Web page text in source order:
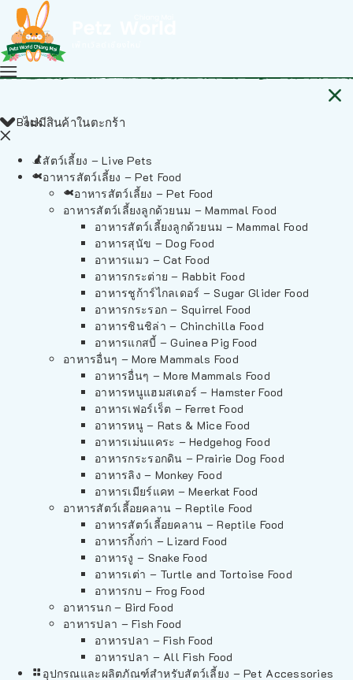
ไม่มีสินค้าในตะกร้า
Back
สัตว์เลี้ยง – Live Pets
อาหารสัตว์เลี้ยง – Pet Food
อาหารสัตว์เลี้ยง – Pet Food
อาหารสัตว์เลี้ยงลูกด้วยนม – Mammal Food
อาหารสัตว์เลี้ยงลูกด้วยนม – Mammal Food
อาหารสุนัข – Dog Food
อาหารแมว – Cat Food
อาหารกระต่าย – Rabbit Food
อาหารชูก้าร์ไกลเดอร์ – Sugar Glider Food
อาหารกระรอก – Squirrel Food
อาหารชินชิล่า – Chinchilla Food
อาหารแกสบี้ – Guinea Pig Food
อาหารอื่นๆ – More Mammals Food
อาหารอื่นๆ – More Mammals Food
อาหารหนูแฮมสเตอร์ – Hamster Food
อาหารเฟอร์เร็ต – Ferret Food
อาหารหนู – Rats & Mice Food
อาหารเม่นแคระ – Hedgehog Food
อาหารกระรอกดิน – Prairie Dog Food
อาหารลิง – Monkey Food
อาหารเมียร์แคท – Meerkat Food
อาหารสัตว์เลี้อยคลาน – Reptile Food
อาหารสัตว์เลี้อยคลาน – Reptile Food
อาหารกิ้งก่า – Lizard Food
อาหารงู – Snake Food
อาหารเต่า – Turtle and Tortoise Food
อาหารกบ – Frog Food
อาหารนก – Bird Food
อาหารปลา – Fish Food
อาหารปลา – Fish Food
อาหารปลา – All Fish Food
อุปกรณและผลิตภัณฑ์สำหรับสัตว์เลี้ยง – Pet Accessories